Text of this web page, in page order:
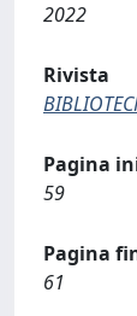
2022
Rivista
Pagina
59
Pagina
61